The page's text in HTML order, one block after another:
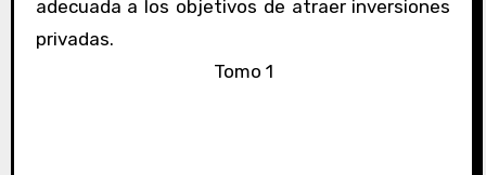
adecuada a los objetivos de atraer inversiones
privadas.
Tomo 1